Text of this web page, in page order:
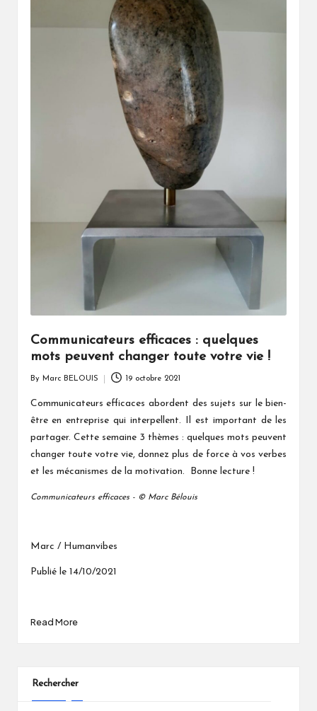
Communicateurs efficaces : quelques
mots peuvent changer toute votre vie !
by
By Marc BELOUIS 19 octobre 2021
Communicateurs efficaces abordent des sujets sur le bien-
être en entreprise qui interpellent. Il est important de les
partager. Cette semaine 3 thèmes : quelques mots peuvent
changer toute votre vie, donnez plus de force à vos verbes
et les mécanismes de la motivation. Bonne lecture !
Communicateurs efficaces - © Marc Bélouis
Marc / Humanvibes
Publié le 14/10/2021
Read More
Rechercher